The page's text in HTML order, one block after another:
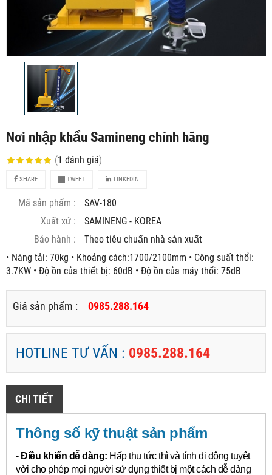
Nơi nhập khẩu Samineng chính hãng
(1 đánh giá)
SHARE TWEET LINKEDIN
Mã sản phẩm :
SAV-180
Xuất xứ :
SAMINENG - KOREA
Bảo hành :
Theo tiêu chuẩn nhà sản xuất
• Nâng tải: 70kg • Khoảng cách:1700/2100mm • Công suất thổi:
3.7KW • Độ ồn của thiết bị: 60dB • Độ ồn của máy thổi: 75dB
Giá sản phẩm : 0985.288.164
HOTLINE TƯ VẤN : 0985.288.164
CHI TIẾT
Thông số kỹ thuật sản phẩm
-Điều khiển dễ dàng: Hấp thụ tức thì và tính di động tuyệt
vời cho phép mọi người sử dụng thiết bị một cách dễ dàng